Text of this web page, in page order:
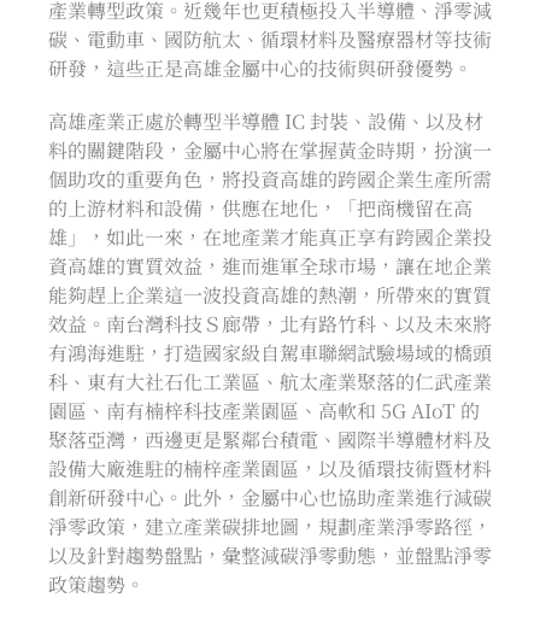
產業轉型政策。近幾年也更積極投入半導體、淨零減
碳、電動車、國防航太、循環材料及醫療器材等技術
研發，這些正是高雄金屬中心的技術與研發優勢。
高雄產業正處於轉型半導體 IC 封裝、設備、以及材
料的關鍵階段，金屬中心將在掌握黃金時期，扮演一
個助攻的重要角色，將投資高雄的跨國企業生產所需
的上游材料和設備，供應在地化，「把商機留在高
雄」，如此一來，在地產業才能真正享有跨國企業投
資高雄的實質效益，進而進軍全球市場，讓在地企業
能夠趕上企業這一波投資高雄的熱潮，所帶來的實質
效益。南台灣科技Ｓ廊帶，北有路竹科、以及未來將
有鴻海進駐，打造國家級自駕車聯網試驗場域的橋頭
科、東有大社石化工業區、航太產業聚落的仁武產業
園區、南有楠梓科技產業園區、高軟和 5G AIoT 的
聚落亞灣，西邊更是緊鄰台積電、國際半導體材料及
設備大廠進駐的楠梓產業園區，以及循環技術暨材料
創新研發中心。此外，金屬中心也協助產業進行減碳
淨零政策，建立產業碳排地圖，規劃產業淨零路徑，
以及針對趨勢盤點，彙整減碳淨零動態，並盤點淨零
政策趨勢。